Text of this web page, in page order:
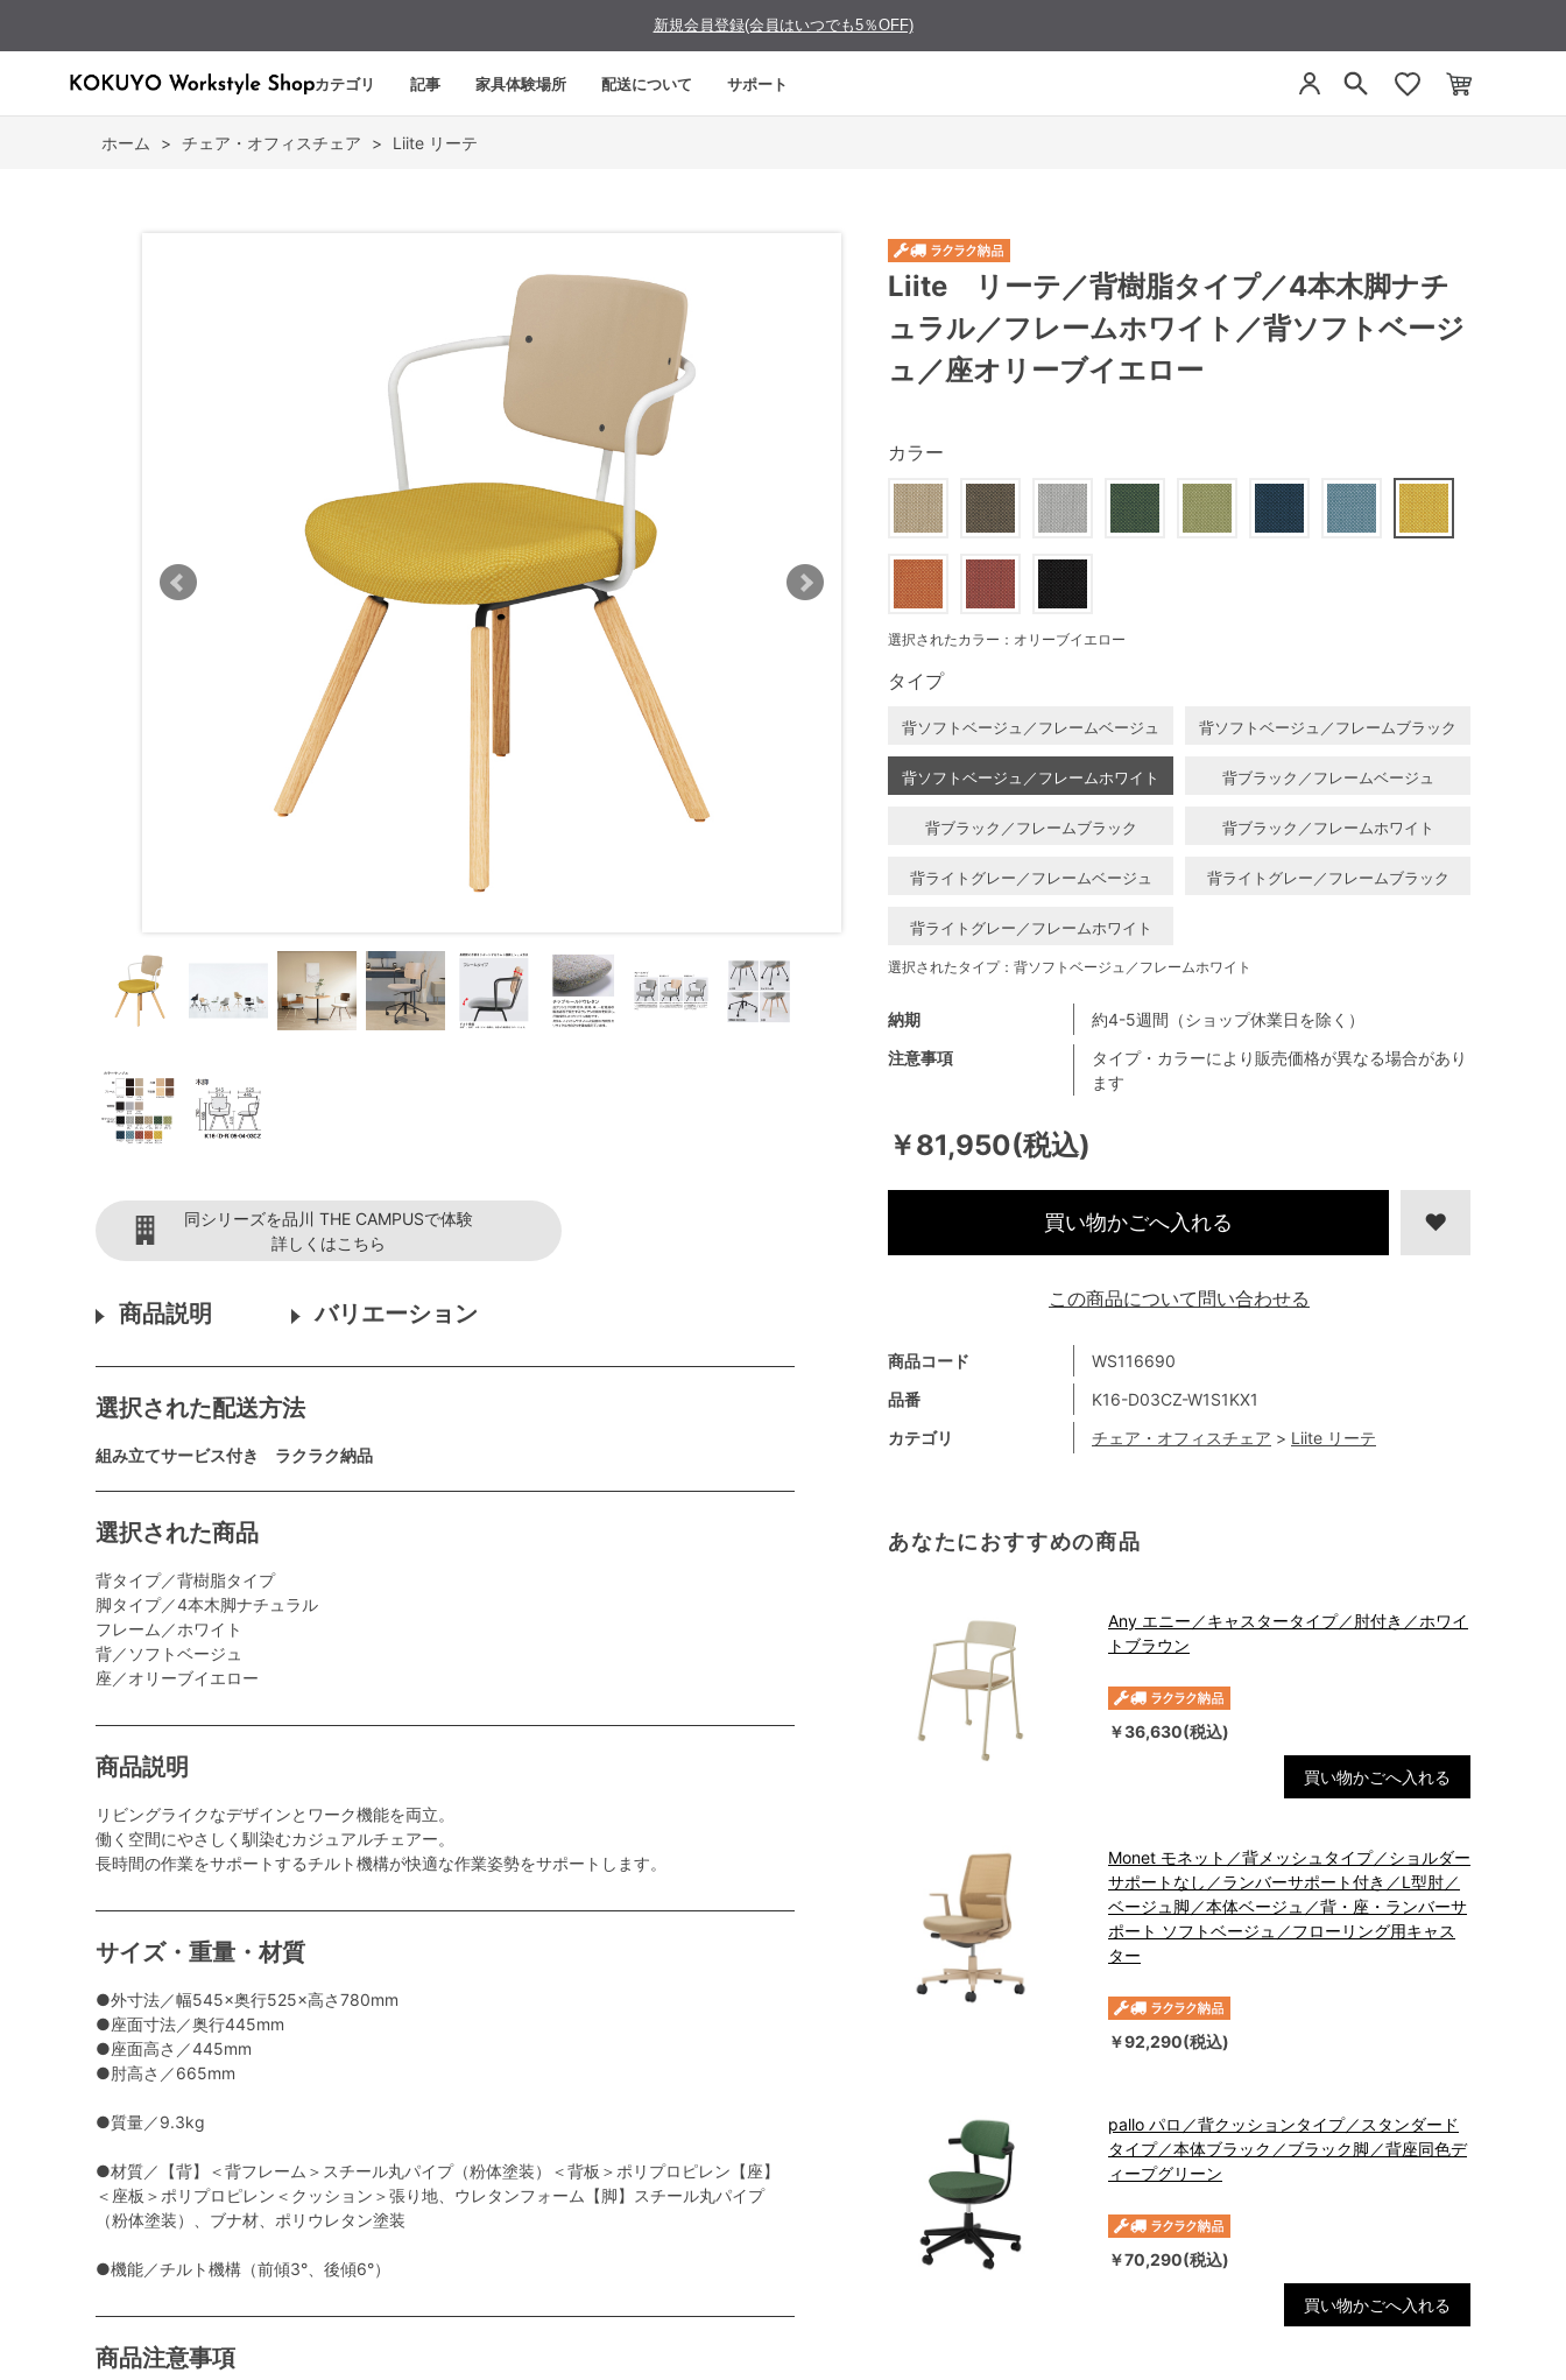
新規会員登録(会員はいつでも5％OFF)
カテゴリ 記事 家具体験場所 配送について サポート
ホーム > チェア・オフィスチェア > Liite リーテ
同シリーズを品川 THE CAMPUSで体験
詳しくはこちら
商品説明 バリエーション
選択された配送方法
組み立てサービス付き ラクラク納品
選択された商品
背タイプ／背樹脂タイプ
脚タイプ／4本木脚ナチュラル
フレーム／ホワイト
背／ソフトベージュ
座／オリーブイエロー
商品説明
リビングライクなデザインとワーク機能を両立。
働く空間にやさしく馴染むカジュアルチェアー。
長時間の作業をサポートするチルト機構が快適な作業姿勢をサポートします。
サイズ・重量・材質
●外寸法／幅545×奥行525×高さ780mm
●座面寸法／奥行445mm
●座面高さ／445mm
●肘高さ／665mm
●質量／9.3kg
●材質／【背】＜背フレーム＞スチール丸パイプ（粉体塗装）＜背板＞ポリプロピレン【座】
＜座板＞ポリプロピレン＜クッション＞張り地、ウレタンフォーム【脚】スチール丸パイプ
（粉体塗装）、ブナ材、ポリウレタン塗装
●機能／チルト機構（前傾3°、後傾6°）
商品注意事項
Liite リーテ／背樹脂タイプ／4本木脚ナチ
ュラル／フレームホワイト／背ソフトベージ
ュ／座オリーブイエロー
￥81,950(税込)
商品コード
WS116690
品番
K16-D03CZ-W1S1KX1
カテゴリ
チェア・オフィスチェア > Liite リーテ
注意事項
タイプ・カラーにより販売価格が異なる場合があり
ます
納期 約4-5週間（ショップ休業日を除く）
カラー
選択されたカラー：オリーブイエロー
タイプ
背ソフトベージュ／フレームベージュ 背ソフトベージュ／フレームブラック
背ソフトベージュ／フレームホワイト 背ブラック／フレームベージュ
背ブラック／フレームブラック 背ブラック／フレームホワイト
背ライトグレー／フレームベージュ 背ライトグレー／フレームブラック
背ライトグレー／フレームホワイト
選択されたタイプ：背ソフトベージュ／フレームホワイト
買い物かごへ入れる
あなたにおすすめの商品
Any エニー／キャスタータイプ／肘付き／ホワイ
トブラウン
￥36,630(税込)
買い物かごへ入れる
Monet モネット／背メッシュタイプ／ショルダー
サポートなし／ランバーサポート付き／L型肘／
ベージュ脚／本体ベージュ／背・座・ランバーサ
ポート ソフトベージュ／フローリング用キャス
ター
￥92,290(税込)
pallo パロ／背クッションタイプ／スタンダード
タイプ／本体ブラック／ブラック脚／背座同色デ
ィープグリーン
￥70,290(税込)
買い物かごへ入れる
この商品について問い合わせる